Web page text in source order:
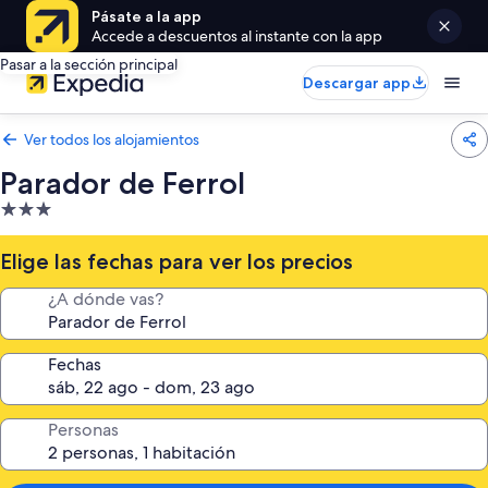
Pásate a la app
Accede a descuentos al instante con la app
Pasar a la sección principal
Descargar app
Ver todos los alojamientos
Parador de Ferrol
Alojamiento
de
3.0 estrellas
Elige las fechas para ver los precios
¿A dónde vas?
Fechas
Personas